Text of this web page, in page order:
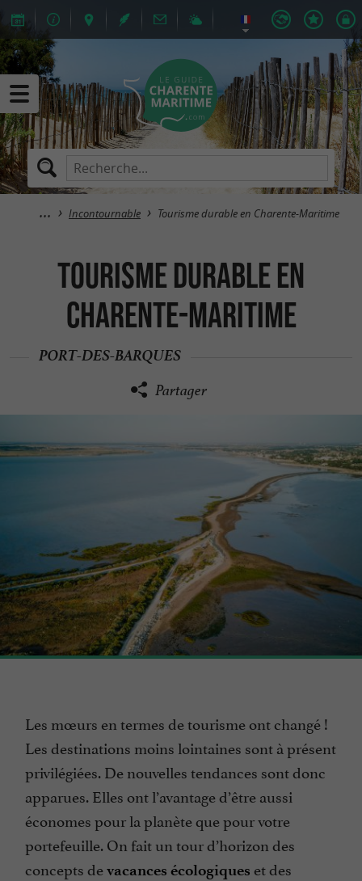
Incontournable Tourisme durable en Charente-Maritime
Tourisme durable en
Charente-Maritime
PORT-DES-BARQUES
Partager
Les mœurs en termes de tourisme ont changé !
Les destinations moins lointaines sont à présent
privilégiées. De nouvelles tendances sont donc
apparues. Elles ont l’avantage d’être aussi
économes pour la planète que pour votre
portefeuille. On fait un tour d’horizon des
concepts devacances écologiques et des